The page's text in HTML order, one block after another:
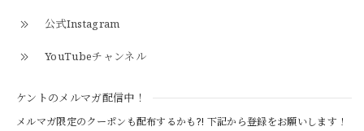
公式Instagram
YouTubeチャンネル
ケントのメルマガ配信中！
メルマガ限定のクーポンも配布するかも?! 下記から登録をお願いします！
2026/04/21
NAVY
2026/04/21